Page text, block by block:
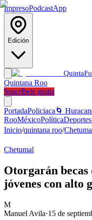
ImpresoPodcastApp
Edición
Quinta
Quintana Roo
Suscríbete gratis
PortadaPoliciaca 🌀
RooMéxicoPolíticaDeportes
Inicio/quintana roo/
Chetumal
Otorgarán becas
jóvenes con alto
M
Manuel Avila·15 de